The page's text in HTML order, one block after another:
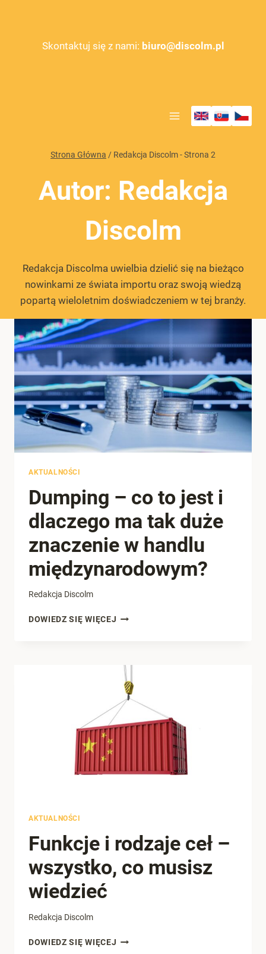
Skontaktuj się z nami: biuro@discolm.pl
Strona Główna / Redakcja Discolm- Strona 2
Autor: Redakcja
Discolm
Redakcja Discolma uwielbia dzielić się na bieżąco
nowinkami ze świata importu oraz swoją wiedzą
popartą wieloletnim doświadczeniem w tej branży.
AKTUALNOŚCI
Dumping – co to jest i
dlaczego ma tak duże
znaczenie w handlu
międzynarodowym?
Redakcja Discolm
DOWIEDZ SIĘ WIĘCEJ DUMPING
JEST
DLACZEGO
MA
TAK
DUŻE
AKTUALNOŚCI
Funkcje i rodzaje ceł –
wszystko, co musisz
wiedzieć
Redakcja Discolm
DOWIEDZ SIĘ WIĘCEJ FUNKCJE